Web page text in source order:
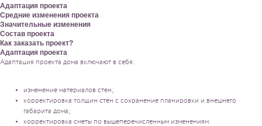
Адаптация проекта
Средние изменения проекта
Значительные изменения
Состав проекта
Как заказать проект?
Адаптация проекта
Адаптация проекта дома включают в себя:
изменение материалов стен;
корректировка толщин стен с сохранение планировки и внешнего
габарита дома;
корректировка сметы по вышеперечисленным изменениям.